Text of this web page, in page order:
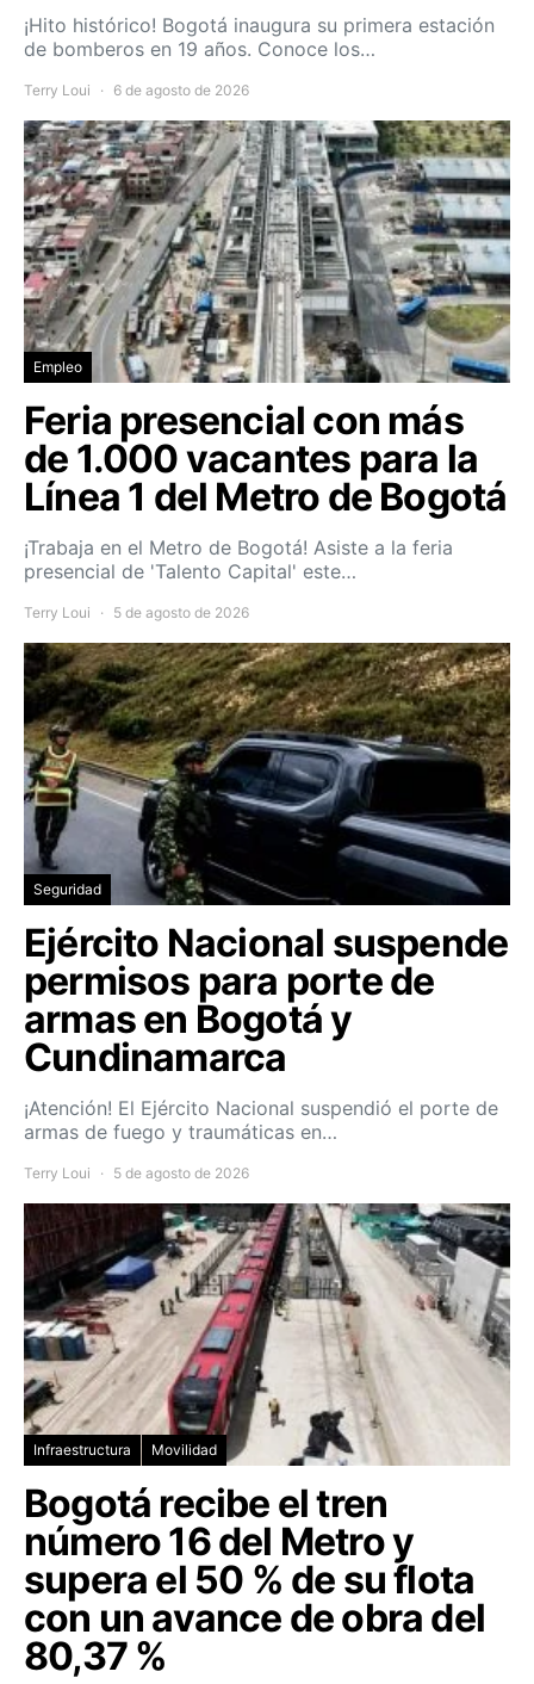
¡Hito histórico! Bogotá inaugura su primera estación
de bomberos en 19 años. Conoce los…
Terry Loui 6 de agosto de 2026
Empleo
Feria presencial con más
de 1.000 vacantes para la
Línea 1 del Metro de Bogotá
¡Trabaja en el Metro de Bogotá! Asiste a la feria
presencial de 'Talento Capital' este…
Terry Loui 5 de agosto de 2026
Seguridad
Ejército Nacional suspende
permisos para porte de
armas en Bogotá y
Cundinamarca
¡Atención! El Ejército Nacional suspendió el porte de
armas de fuego y traumáticas en…
Terry Loui 5 de agosto de 2026
Infraestructura Movilidad
Bogotá recibe el tren
número 16 del Metro y
supera el 50 % de su flota
con un avance de obra del
80,37 %